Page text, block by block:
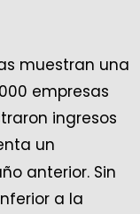
muestran una
empresas
ingresos
un
anterior. Sin
a la